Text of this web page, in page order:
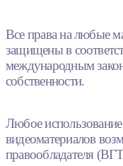
Все права на любые
защищены в
международным
собственности.
Любое
видеоматериалов
правообладателя